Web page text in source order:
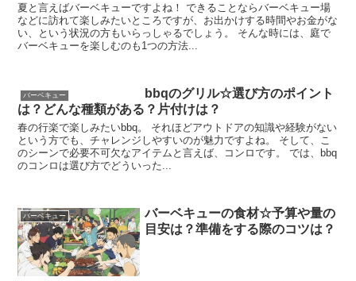
夏と言えばバーベキューですよね！ できることならバーベキュー場
などに訪れて楽しみたいところですが、お出かけする時間やお金がな
い、という状況の方もいらっしゃるでしょう。 そんな時には、庭で
バーベキューを楽しむのも1つの方法...
バーベキュー
bbqのグリル☆選び方のポイント
は？どんな種類がある？片付けは？
春の行楽で楽しみたいbbq。 それほどアウトドアの知識や経験がない
という方でも、チャレンジしやすいのが魅力ですよね。 そして、こ
のシーンで必要不可欠なアイテムと言えば、コンロです。 では、bbq
のコンロは選び方でどういった...
バーベキュー
バーベキューの食材☆予算や量の
目安は？準備をする際のコツは？